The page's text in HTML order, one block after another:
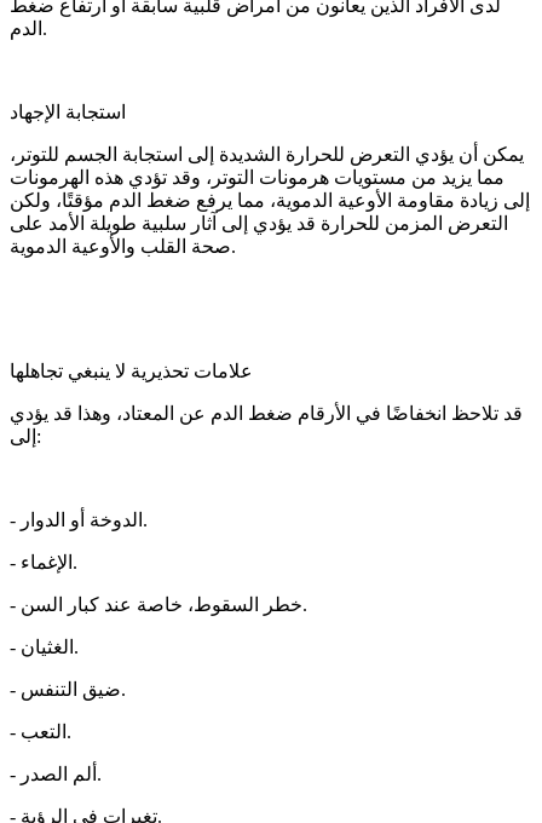
لدى الأفراد الذين يعانون من أمراض قلبية سابقة أو ارتفاع ضغط
الدم.
استجابة الإجهاد
يمكن أن يؤدي التعرض للحرارة الشديدة إلى استجابة الجسم للتوتر،
مما يزيد من مستويات هرمونات التوتر، وقد تؤدي هذه الهرمونات
إلى زيادة مقاومة الأوعية الدموية، مما يرفع ضغط الدم مؤقتًا، ولكن
التعرض المزمن للحرارة قد يؤدي إلى آثار سلبية طويلة الأمد على
صحة القلب والأوعية الدموية.
علامات تحذيرية لا ينبغي تجاهلها
قد تلاحظ انخفاضًا في الأرقام ضغط الدم عن المعتاد، وهذا قد يؤدي
إلى:
- الدوخة أو الدوار.
- الإغماء.
- خطر السقوط، خاصة عند كبار السن.
- الغثيان.
- ضيق التنفس.
- التعب.
- ألم الصدر.
- تغيرات في الرؤية.